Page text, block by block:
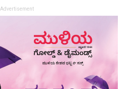
Advertisement